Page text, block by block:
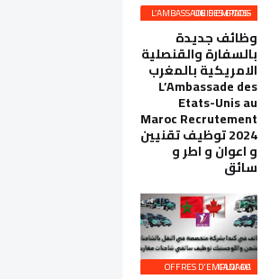
L’AMBASSADE DES ETATS-UNIS EMPLOIS
وظائف جديدة
بالسفارة والقنصلية
الامريكية بالمغرب
L’Ambassade des
Etats-Unis au
Maroc Recrutement
2024 توظيف تقنيين
و اعوان و اطر و
سائق
OFFRES D'EMPLOI AU CANADA